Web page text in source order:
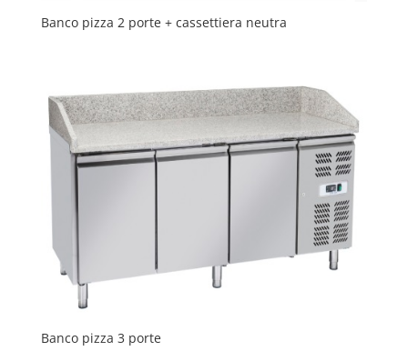
Banco pizza 2 porte + cassettiera neutra
Banco pizza 3 porte